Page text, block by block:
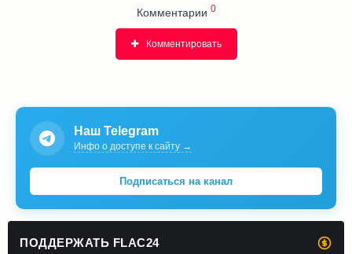
Комментарии 0
Комментировать
Наш Telegram
Инфо о доступе к сайту →
Подписаться на канал
ПОДДЕРЖАТЬ FLAC24